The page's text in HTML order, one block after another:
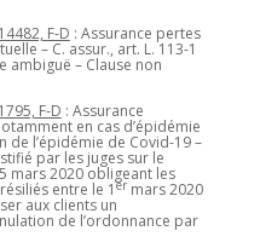
F-D : Assurance pertes
– C. assur., art. L. 113-1
ambiguë – Clause non
F-D : Assurance
en cas d’épidémie
de l’épidémie de Covid-19 –
par les juges sur le
mars 2020 obligeant les
entre le 1ermars 2020
aux clients un
de l’ordonnance par